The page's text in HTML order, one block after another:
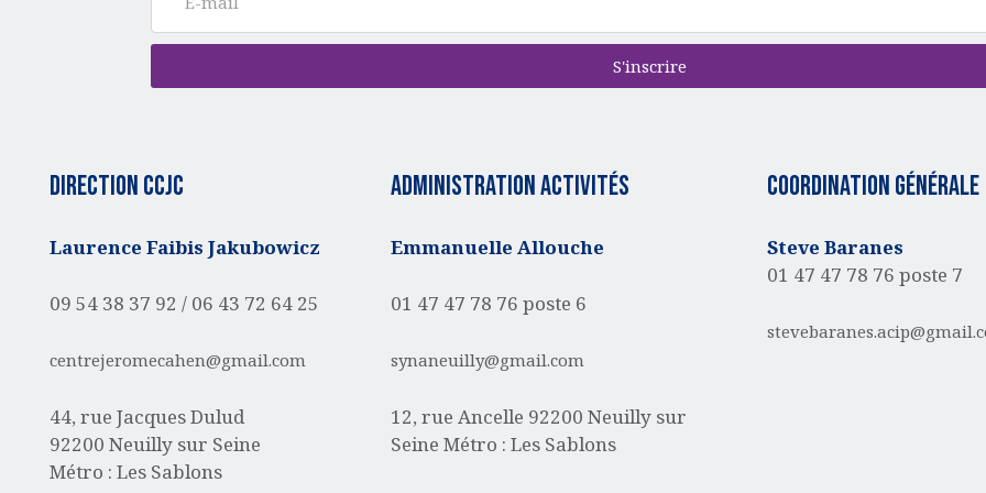
S'inscrire
Direction CCJC
Laurence Faibis Jakubowicz
09 54 38 37 92 / 06 43 72 64 25
centrejeromecahen@gmail.com
44, rue Jacques Dulud
92200 Neuilly sur Seine
Métro : Les Sablons
administration activités
Emmanuelle Allouche
01 47 47 78 76 poste 6
synaneuilly@gmail.com
12, rue Ancelle 92200 Neuilly sur
SeineMétro : Les Sablons
Coordination générale
Steve Baranes
01 47 47 78 76 poste 7